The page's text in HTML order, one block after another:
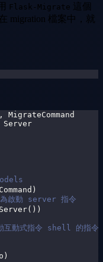
Flask-Migrate 這個
migration 檔案中，就
,
MigrateCommand
Server
)
啟動 server 指令
( ) )
動式指令 shell 的指令
)